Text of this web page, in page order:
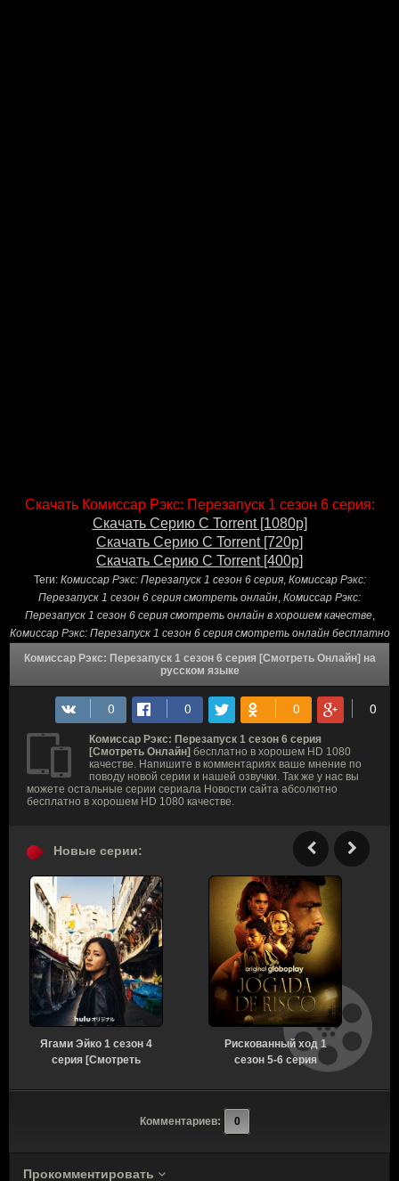
Скачать Комиссар Рэкс: Перезапуск 1 сезон 6 серия:
Скачать Серию С Torrent [1080p]
Скачать Серию С Torrent [720p]
Скачать Серию С Torrent [400p]
Теги: Комиссар Рэкс: Перезапуск 1 сезон 6 серия, Комиссар Рэкс:
Перезапуск 1 сезон 6 серия смотреть онлайн Комиссар Рэкс:
Перезапуск 1 сезон 6 серия смотреть онлайн в хорошем качестве,
Комиссар Рэкс: Перезапуск 1 сезон 6 серия смотреть онлайн бесплатно
Комиссар Рэкс: Перезапуск 1 сезон 6 серия [Смотреть Онлайн] на
русском языке
Комиссар Рэкс: Перезапуск 1 сезон 6 серия
[Смотреть Онлайн] бесплатно в хорошем HD 1080
качестве. Напишите в комментариях ваше мнение по
поводу новой серии и нашей озвучки. Так же у нас вы
можете остальные серии сериала Новости сайта абсолютно
бесплатно в хорошем HD 1080 качестве.
Новые серии:
Ягами Эйко 1 сезон 4
серия [Смотреть
Рискованный ход 1
сезон 5-6 серия
[Смотреть Онлайн]
Комментариев: 0
Прокомментировать